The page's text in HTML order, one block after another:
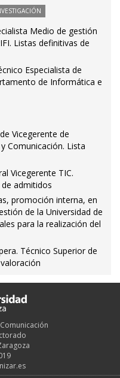
Medio de gestión
Listas definitivas de
Especialista de
de Informática e
Vicegerente de
Comunicación. Lista
Vicegerente TIC.
admitidos
promoción interna, en
de la Universidad de
para la realización del
Técnico Superior de